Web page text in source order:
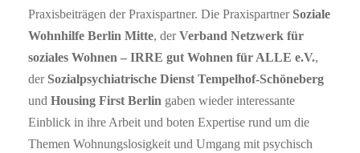
Praxisbeiträgen der Praxispartner. Die Praxispartner Soziale
Wohnhilfe Berlin Mitte, derVerband Netzwerk für
soziales Wohnen – IRRE gut Wohnen für ALLE e.V.,
der Sozialpsychiatrische Dienst Tempelhof-Schöneberg
und Housing First Berlin gaben wieder interessante
Einblick in ihre Arbeit und boten Expertise rund um die
Themen Wohnungslosigkeit und Umgang mit psychisch